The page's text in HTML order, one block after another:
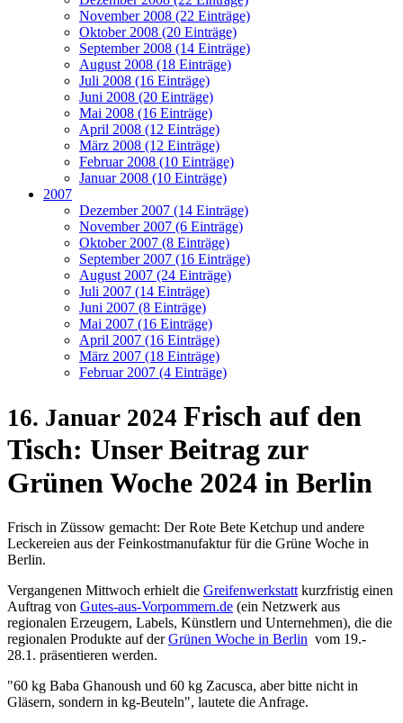
November 2008 (22 Einträge)
Oktober 2008 (20 Einträge)
September 2008 (14 Einträge)
August 2008 (18 Einträge)
Juli 2008 (16 Einträge)
Juni 2008 (20 Einträge)
Mai 2008 (16 Einträge)
April 2008 (12 Einträge)
März 2008 (12 Einträge)
Februar 2008 (10 Einträge)
Januar 2008 (10 Einträge)
2007
Dezember 2007 (14 Einträge)
November 2007 (6 Einträge)
Oktober 2007 (8 Einträge)
September 2007 (16 Einträge)
August 2007 (24 Einträge)
Juli 2007 (14 Einträge)
Juni 2007 (8 Einträge)
Mai 2007 (16 Einträge)
April 2007 (16 Einträge)
März 2007 (18 Einträge)
Februar 2007 (4 Einträge)
16. Januar 2024 Frisch auf den
Tisch: Unser Beitrag zur
Grünen Woche 2024 in Berlin
Frisch in Züssow gemacht: Der Rote Bete Ketchup und andere
Leckereien aus der Feinkostmanufaktur für die Grüne Woche in
Berlin.
Vergangenen Mittwoch erhielt die Greifenwerkstatt kurzfristig einen
Auftrag von Gutes-aus-Vorpommern.de (ein Netzwerk aus
regionalen Erzeugern, Labels, Künstlern und Unternehmen), die die
regionalen Produkte auf derGrünen Woche in Berlin vom 19.-
28.1. präsentieren werden.
"60 kg Baba Ghanoush und 60 kg Zacusca, aber bitte nicht in
Gläsern, sondern in kg-Beuteln", lautete die Anfrage.